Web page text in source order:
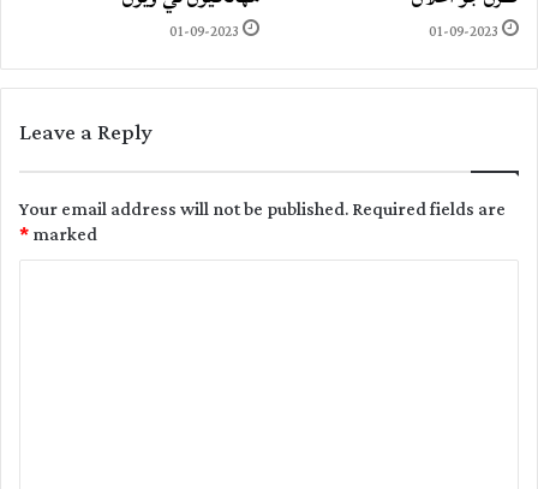
01-09-2023
01-09-2023
Leave a Reply
Your email address will not be published.Required fields are
marked
*